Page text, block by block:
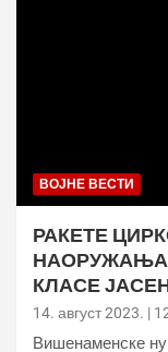
ВОЈНЕ ВЕСТИ
РАКЕТЕ
НАОРУЖАЊА
КЛАСЕ
14. август 2023. |
Вишенаменске